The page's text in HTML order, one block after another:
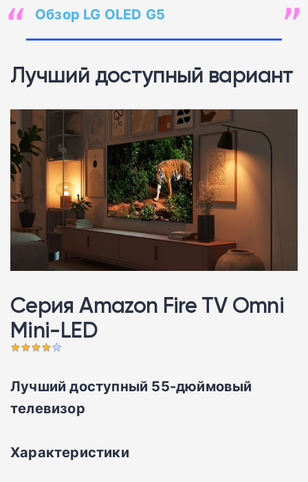
Обзор LG OLED G5
Лучший доступный вариант
Серия Amazon Fire TV Omni
Mini-LED
Лучший доступный 55-дюймовый
телевизор
Характеристики